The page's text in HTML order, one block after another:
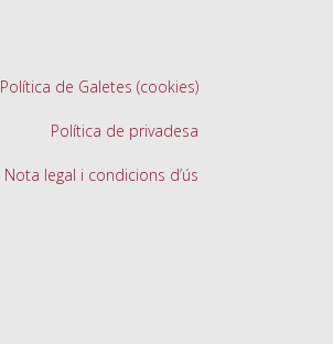
Política de Galetes (cookies)
Política de privadesa
Nota legal i condicions d’ús